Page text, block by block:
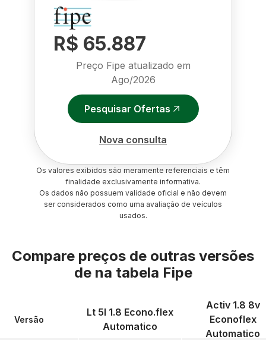
R$ 65.887
Preço Fipe atualizado em
Ago/2026
Pesquisar Ofertas
Nova consulta
Os valores exibidos são meramente referenciais e têm
finalidade exclusivamente informativa.
Os dados não possuem validade oficial e não devem
ser considerados como uma avaliação de veículos
usados.
Compare preços de outras versões
de na tabela Fipe
Versão
Lt 5l 1.8 Econo.flex
Automatico
Activ 1.8 8v
Econoflex
Automatico